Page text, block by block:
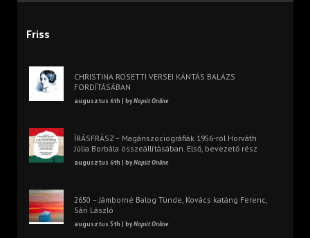
Friss
CHRISTINA ROSETTI VERSEI KÁNTÁS BALÁZS
FORDÍTÁSÁBAN
augusztus 6th | byNapút Online
ÍRÁSFRÁSZ – Magánszociográfiák 1956-ról Horváth
Júlia Borbála összeállításában. Első, bevezető rész
augusztus 6th | byNapút Online
2650 – Jámborné Balog Tünde, Kovács katáng Ferenc,
Sári László
augusztus 5th | byNapút Online